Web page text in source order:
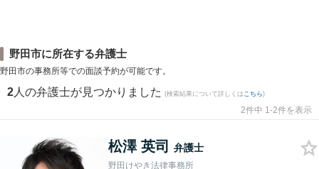
野田市に所在する弁護士
野田市の事務所等での面談予約が可能です。
2 人の弁護士が見つかりました (検索結果について詳しくは こちら)
2件中 1-2件を表示
松澤 英司 弁護士
野田けやき法律事務所